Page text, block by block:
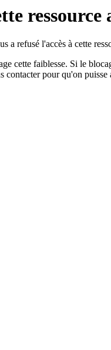
ressource
refusé l'accès à cette
cette faiblesse. Si le
contacter pour qu'on puisse